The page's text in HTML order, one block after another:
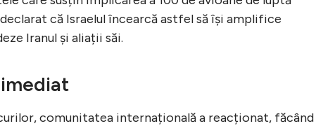
că Israelul încearcă astfel să își amplifice
Iranul și aliații săi.
comunitatea internațională a reacționat, făcând